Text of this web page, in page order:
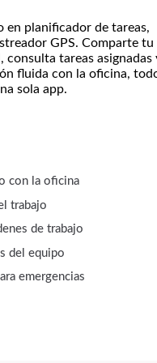
en planificador de tareas,
GPS. Comparte tu
consulta tareas asignadas
fluida con la oficina,
sola app.
con la oficina
trabajo
de trabajo
del equipo
emergencias